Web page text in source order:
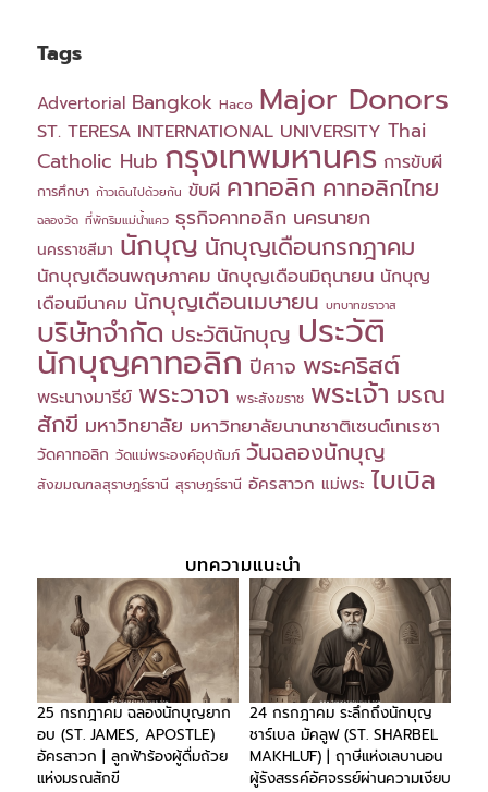
Tags
Advertorial Bangkok Haco Major Donors
ST. TERESA INTERNATIONAL UNIVERSITY Thai
Catholic Hub กรุงเทพมหานคร การขับผี
การศึกษา ก้าวเดินไปด้วยกัน ขับผี คาทอลิก คาทอลิกไทย
ฉลองวัด ที่พักริมแม่น้ำแคว ธุรกิจคาทอลิก นครนายก
นครราชสีมา นักบุญ นักบุญเดือนกรกฎาคม
นักบุญเดือนพฤษภาคม นักบุญเดือนมิถุนายน นักบุญ
เดือนมีนาคม นักบุญเดือนเมษายน บทบาทฆราวาส
บริษัทจำกัด ประวัตินักบุญ ประวัติ
นักบุญคาทอลิก ปีศาจ พระคริสต์
พระนางมารีย์ พระวาจา พระสังฆราช พระเจ้า มรณ
สักขี มหาวิทยาลัย มหาวิทยาลัยนานาชาติเซนต์เทเรซา
วัดคาทอลิก วัดแม่พระองค์อุปถัมภ์ วันฉลองนักบุญ
สังฆมณฑลสุราษฎร์ธานี สุราษฎร์ธานี อัครสาวก แม่พระ ไบเบิล
บทความแนะนำ
25 กรกฎาคม ฉลองนักบุญยาก
อบ (ST. JAMES, APOSTLE)
อัครสาวก | ลูกฟ้าร้องผู้ดื่มถ้วย
แห่งมรณสักขี
24 กรกฎาคม ระลึกถึงนักบุญ
ชาร์เบล มัคลูฟ (ST. SHARBEL
MAKHLŪF) | ฤาษีแห่งเลบานอน
ผู้รังสรรค์อัศจรรย์ผ่านความเงียบ